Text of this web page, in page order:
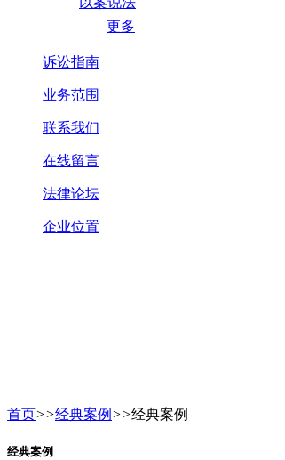
更多
诉讼指南
业务范围
联系我们
在线留言
法律论坛
企业位置
首页>>经典案例 >>经典案例
经典案例